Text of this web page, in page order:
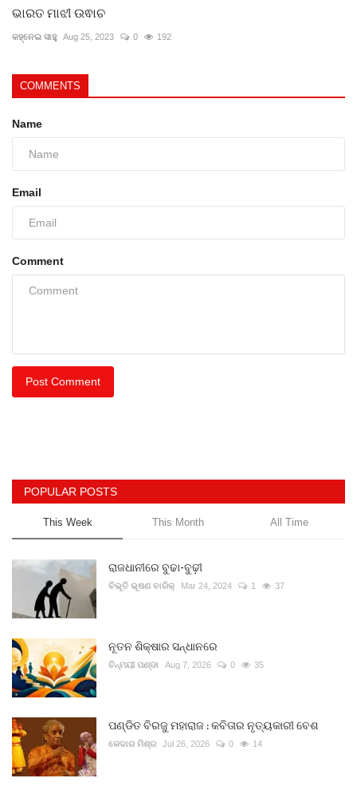
ଭାରତ ମାଝୀ ଉଵାଚ
କହ୍ନେଇ ସାହୁ Aug 25, 2023 0 192
COMMENTS
Name
Email
Comment
Post Comment
POPULAR POSTS
This Week This Month All Time
ରାଜଧାନୀରେ ବୁଢା-ବୁଢ଼ୀ
ବିଭୂତି ଭୂଷଣ ବାରିକ୍ Mar 24, 2024 1 37
ନୂତନ ଶିକ୍ଷାର ସନ୍ଧାନରେ
ଚିନ୍ମୟୀ ପଣ୍ଡା Aug 7, 2026 0 35
ପଣ୍ଡିତ ବିରଜୁ ମହାରାଜ : କବିତାର ନୃତ୍ୟକାରୀ ବେଶ
କେଦାର ମିଶ୍ର Jul 26, 2026 0 14